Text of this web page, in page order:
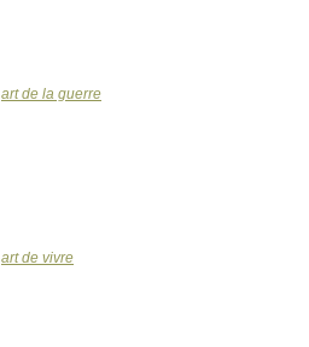
art de la guerre
art de vivre